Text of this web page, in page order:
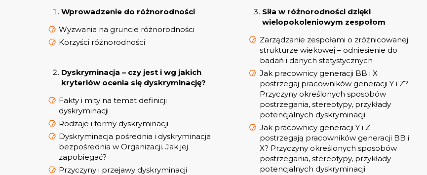
Wprowadzenie do różnorodności
Wyzwania na gruncie różnorodności
Korzyści różnorodności
Dyskryminacja – czy jest i wg jakich
kryteriów ocenia się dyskryminację?
Fakty i mity na temat definicji
dyskryminacji
Rodzaje i formy dyskryminacji
Dyskryminacja pośrednia i dyskryminacja
bezpośrednia w Organizacji. Jak jej
zapobiegać?
Przyczyny i przejawy dyskryminacji
Siła w różnorodności dzięki
wielopokoleniowym zespołom
Zarządzanie zespołami o zróżnicowanej
strukturze wiekowej – odniesienie do
badań i danych statystycznych
Jak pracownicy generacji BB i X
postrzegaj pracowników generacji Y i Z?
Przyczyny określonych sposobów
postrzegania, stereotypy, przykłady
potencjalnych dyskryminacji
Jak pracownicy generacji Y i Z
postrzegają pracowników generacji BB i
X? Przyczyny określonych sposobów
postrzegania, stereotypy, przykłady
potencjalnych dyskryminacji